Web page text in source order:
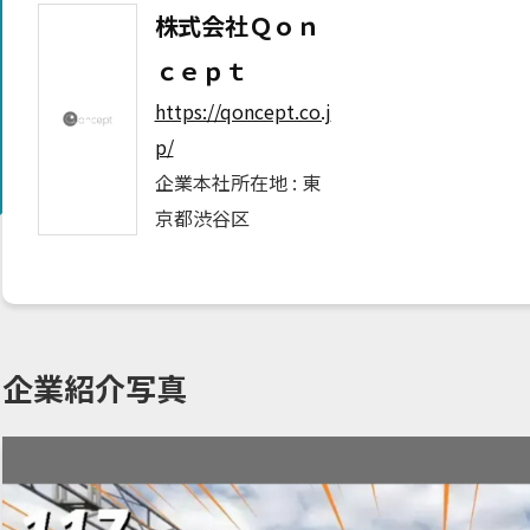
株式会社Ｑｏｎ
ｃｅｐｔ
https://qoncept.co.j
p/
企業本社所在地 : 東
京都渋谷区
企業紹介写真